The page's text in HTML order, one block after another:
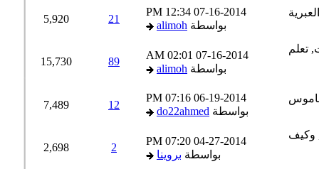
07-16-2014
12:34 PM
بواسطةalimoh
21
5,920
07-16-2014
02:01 AM
بواسطةalimoh
89
15,730
06-19-2014
07:16 PM
بواسطةdo22ahmed
12
7,489
04-27-2014
07:20 PM
بواسطةبروينا
2,698